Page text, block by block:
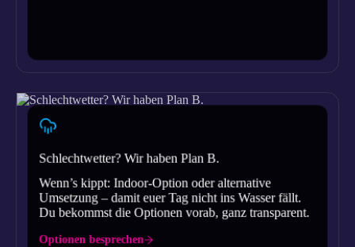
Schlechtwetter? Wir haben Plan B.
Wenn’s kippt: Indoor-Option oder alternative
Umsetzung – damit euer Tag nicht ins Wasser fällt.
Du bekommst die Optionen vorab, ganz transparent.
Optionen besprechen